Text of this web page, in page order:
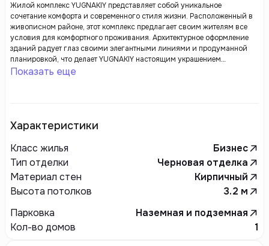
Жилой комплекс YUGNAKIY представляет собой уникальное
сочетание комфорта и современного стиля жизни. Расположенный в
живописном районе, этот комплекс предлагает своим жителям все
условия для комфортного проживания. Архитектурное оформление
зданий радует глаз своими элегантными линиями и продуманной
планировкой, что делает YUGNAKIY настоящим украшением
городской среды.
Показать еще
Характеристики
Класс жилья
Бизнес
Тип отделки
Черновая отделка
Материал стен
Кирпичный
Высота потолков
3.2 м
Парковка
Наземная и подземная
Кол-во домов
1